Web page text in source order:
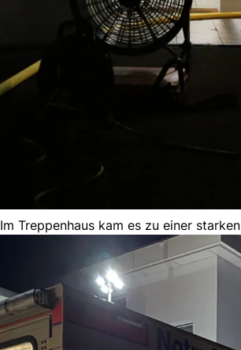
Im Treppenhaus kam es zu einer